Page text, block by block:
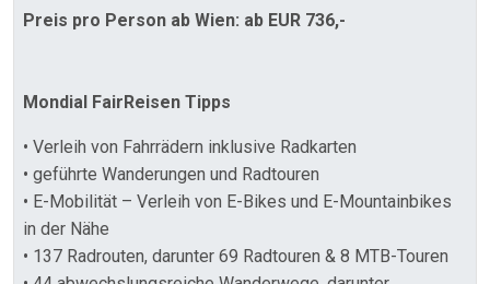
Preis pro Person ab Wien: ab EUR 736,-
Mondial FairReisen Tipps
• Verleih von Fahrrädern inklusive Radkarten
• geführte Wanderungen und Radtouren
• E-Mobilität – Verleih von E-Bikes und E-Mountainbikes
in der Nähe
• 137 Radrouten, darunter 69 Radtouren & 8 MTB-Touren